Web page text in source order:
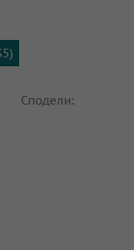
Сподели: